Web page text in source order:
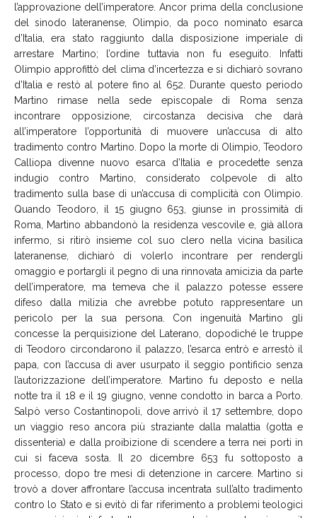
l’approvazione dell’imperatore. Ancor prima della conclusione
del sinodo lateranense, Olimpio, da poco nominato esarca
d’Italia, era stato raggiunto dalla disposizione imperiale di
arrestare Martino; l’ordine tuttavia non fu eseguito. Infatti
Olimpio approfittò del clima d’incertezza e si dichiarò sovrano
d’Italia e restò al potere fino al 652. Durante questo periodo
Martino rimase nella sede episcopale di Roma senza
incontrare opposizione, circostanza decisiva che darà
all’imperatore l’opportunità di muovere un’accusa di alto
tradimento contro Martino. Dopo la morte di Olimpio, Teodoro
Calliopa divenne nuovo esarca d’Italia e procedette senza
indugio contro Martino, considerato colpevole di alto
tradimento sulla base di un’accusa di complicità con Olimpio.
Quando Teodoro, il 15 giugno 653, giunse in prossimità di
Roma, Martino abbandonò la residenza vescovile e, già allora
infermo, si ritirò insieme col suo clero nella vicina basilica
lateranense, dichiarò di volerlo incontrare per rendergli
omaggio e portargli il pegno di una rinnovata amicizia da parte
dell’imperatore, ma temeva che il palazzo potesse essere
difeso dalla milizia che avrebbe potuto rappresentare un
pericolo per la sua persona. Con ingenuità Martino gli
concesse la perquisizione del Laterano, dopodiché le truppe
di Teodoro circondarono il palazzo, l’esarca entrò e arrestò il
papa, con l’accusa di aver usurpato il seggio pontificio senza
l’autorizzazione dell’imperatore. Martino fu deposto e nella
notte tra il 18 e il 19 giugno, venne condotto in barca a Porto.
Salpò verso Costantinopoli, dove arrivò il 17 settembre, dopo
un viaggio reso ancora più straziante dalla malattia (gotta e
dissenteria) e dalla proibizione di scendere a terra nei porti in
cui si faceva sosta. Il 20 dicembre 653 fu sottoposto a
processo, dopo tre mesi di detenzione in carcere. Martino si
trovò a dover affrontare l’accusa incentrata sull’alto tradimento
contro lo Stato e si evitò di far riferimento a problemi teologici